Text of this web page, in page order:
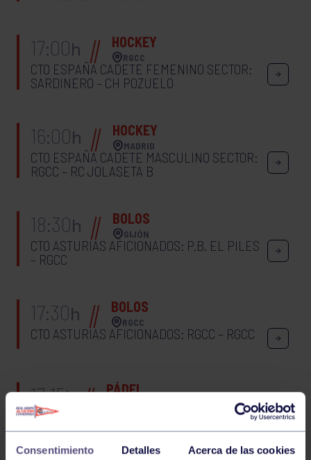
Consentimiento Detalles Acerca de las cookies
17:00h HOCKEY
RGCC
CTO ESPAÑA CADETE FEMENINO SECTOR:
SARDINERO – CH POZUELO
16:00h HOCKEY
MADRID
CTO ESPAÑA CADETE MASCULINO SECTOR:
RGCC – RC JOLASETA B
18:30h BOLOS
GIJÓN
CTO ASTURIAS AFICIONADOS: P.B. EL PILES
– RGCC
17:30h BOLOS
RGCC
CTO ASTURIAS AFICIONADOS: RGCC – RGCC
17:15h PÁDEL
LIGA PÁDEL FEDERADA 1ª MASCULINA:
RGCC B – RDA PÁDEL ACADEMY